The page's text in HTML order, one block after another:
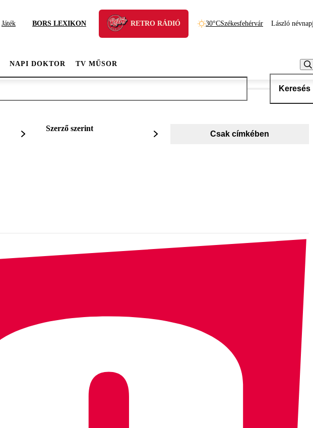
Játék BORS LEXIKON RETRO RÁDIÓ 30°CSzékesfehérvár László
NAPI DOKTOR TV MŰSOR
Keresés
Szerző szerint
Csak címkében